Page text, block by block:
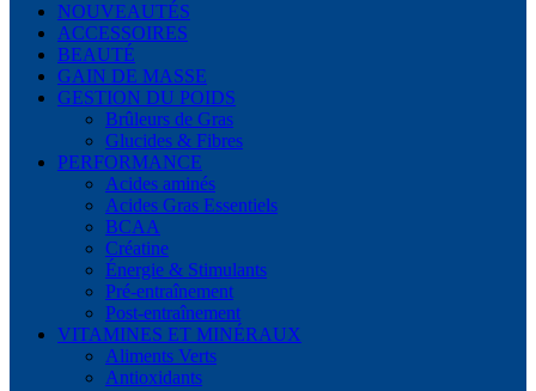
NOUVEAUTÉS
ACCESSOIRES
BEAUTÉ
GAIN DE MASSE
GESTION DU POIDS
Brûleurs de Gras
Glucides & Fibres
PERFORMANCE
Acides aminés
Acides Gras Essentiels
BCAA
Créatine
Énergie & Stimulants
Pré-entraînement
Post-entraînement
VITAMINES ET MINÉRAUX
Aliments Verts
Antioxidants